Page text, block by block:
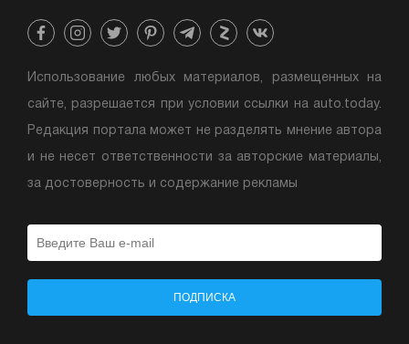
Использование любых материалов, размещенных на
сайте, разрешается при условии ссылки на auto.today.
Редакция портала может не разделять мнение автора
и не несет ответственности за авторские материалы,
за достоверность и содержание рекламы
ПОДПИСКА